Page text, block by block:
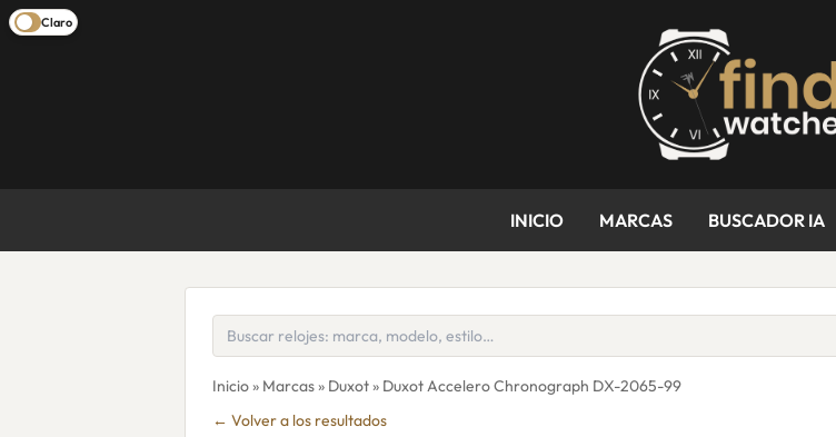
Claro
INICIO MARCAS BUSCADOR IA
Inicio» Marcas» Duxot» Duxot Accelero Chronograph DX-2065-99
← Volver a los resultados